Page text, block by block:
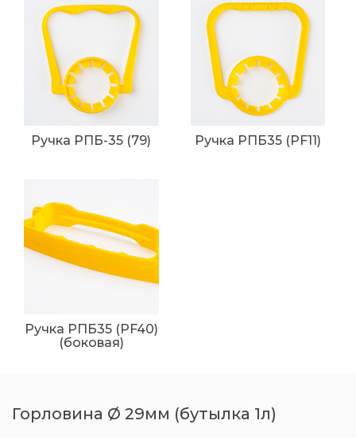
Ручка РПБ-35 (79) Ручка РПБ35 (PF11)
Ручка РПБ35 (PF40)
(боковая)
Горловина Ø 29мм (бутылка 1л)